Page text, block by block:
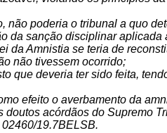
não poderia o tribunal a quo
da sanção disciplinar aplicada
da Amnistia se teria de
não tivessem ocorrido;
que deveria ter sido feita,
efeito o averbamento da
acórdãos do Supremo
19.7BELSB.